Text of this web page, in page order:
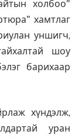
холбоо"
хамтлаг
уншигч,
шоу
барихаар
хүндэлж,
уран